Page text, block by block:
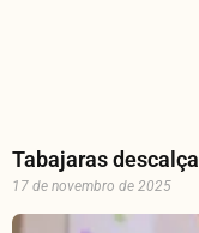
Tabajaras descalça
17 de novembro de 2025